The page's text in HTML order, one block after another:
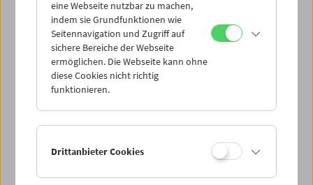
wissenschaftliche Methoden an der Schnittstelle von
Subjektivität, Zufall und Lückenhaftigkeit als
"Spielregeln" einsetzt, tauchten Studierende der
Theater-, Film- und Medienwissenschaft ein Semester
lang in die Kinoerfahrung mit allen Sinnesorganen ein –
und machten es als immersives Erlebnis begreiflich. Was
Körper zu erleben? (Hanna Schimek, Katharina Müller,
Stefanie Zingl)
Hanna Schimek
eine Webseite nutzbar zu machen,
indem sie Grundfunktionen wie
Seitennavigation und Zugriff auf
sichere Bereiche der Webseite
ermöglichen. Die Webseite kann ohne
diese Cookies nicht richtig
funktionieren.
Drittanbieter Cookies